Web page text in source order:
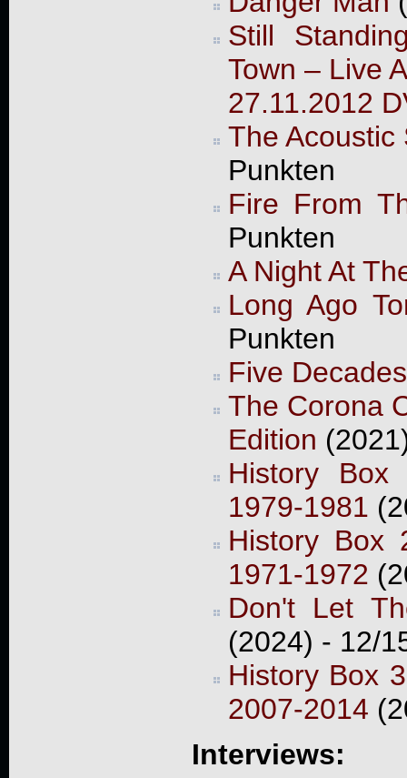
Still
Town – Live
27.11.2012
The Acoustic
Punkten
Fire From
Punkten
A Night At
Long Ago
Punkten
Five
The Corona
Edition
History
1979-1981
History Box
1971-1972
Don't Let
(2024) - 12/
History Box
2007-2014
Interviews: